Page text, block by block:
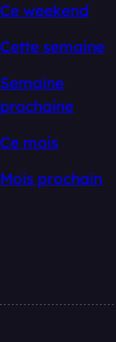
Ce weekend
Cette semaine
Semaine
prochaine
Ce mois
Mois prochain